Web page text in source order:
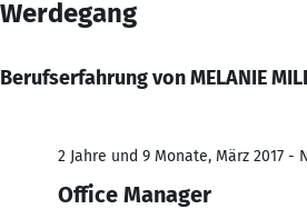
Werdegang
Berufserfahrung von MELANIE
2 Jahre und 9 Monate, März 2017 -
Office Manager